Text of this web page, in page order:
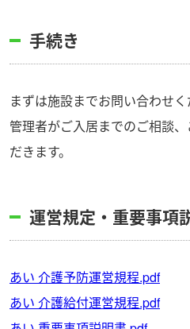
手続き
まずは施設までお問い合わせく
管理者がご入居までのご相談
だきます。
運営規定・重要事項
あい 介護予防運営規程.pdf
あい 介護給付運営規程.pdf